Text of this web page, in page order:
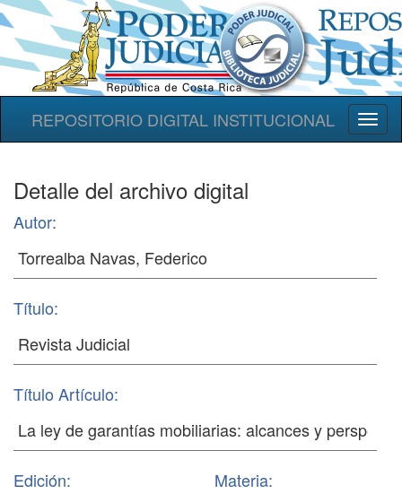
REPOSITORIO DIGITAL INSTITUCIONAL
Detalle del archivo digital
Autor:
Título:
Título Artículo:
Edición: Materia: